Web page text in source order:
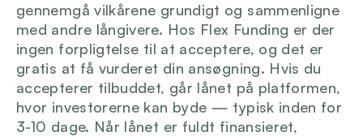
gennemgå vilkårene grundigt og sammenligne
med andre långivere. Hos Flex Funding er der
ingen forpligtelse til at acceptere, og det er
gratis at få vurderet din ansøgning. Hvis du
accepterer tilbuddet, går lånet på platformen,
hvor investorerne kan byde — typisk inden for
3-10 dage. Når lånet er fuldt finansieret,